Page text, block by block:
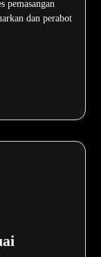
pemasangan
dan perabot